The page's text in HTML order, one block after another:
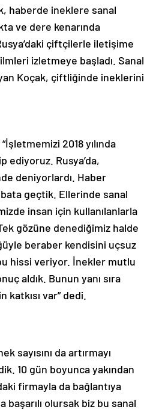
haberde ineklere sanal
ve dere kenarında
çiftçilerle iletişime
izletmeye başladı. Sanal
Koçak, çiftliğinde ineklerini
2018 yılında
ediyoruz. Rusya’da,
deniyorlardı. Haber
geçtik. Ellerinde sanal
insan için kullanılanlarla
gözüne denediğimiz halde
beraber kendisini uçsuz
hissi veriyor. İnekler mutlu
aldık. Bunun yanı sıra
var” dedi.
sayısını da artırmayı
10 gün boyunca yakından
firmayla da bağlantıya
olursak biz bu sanal